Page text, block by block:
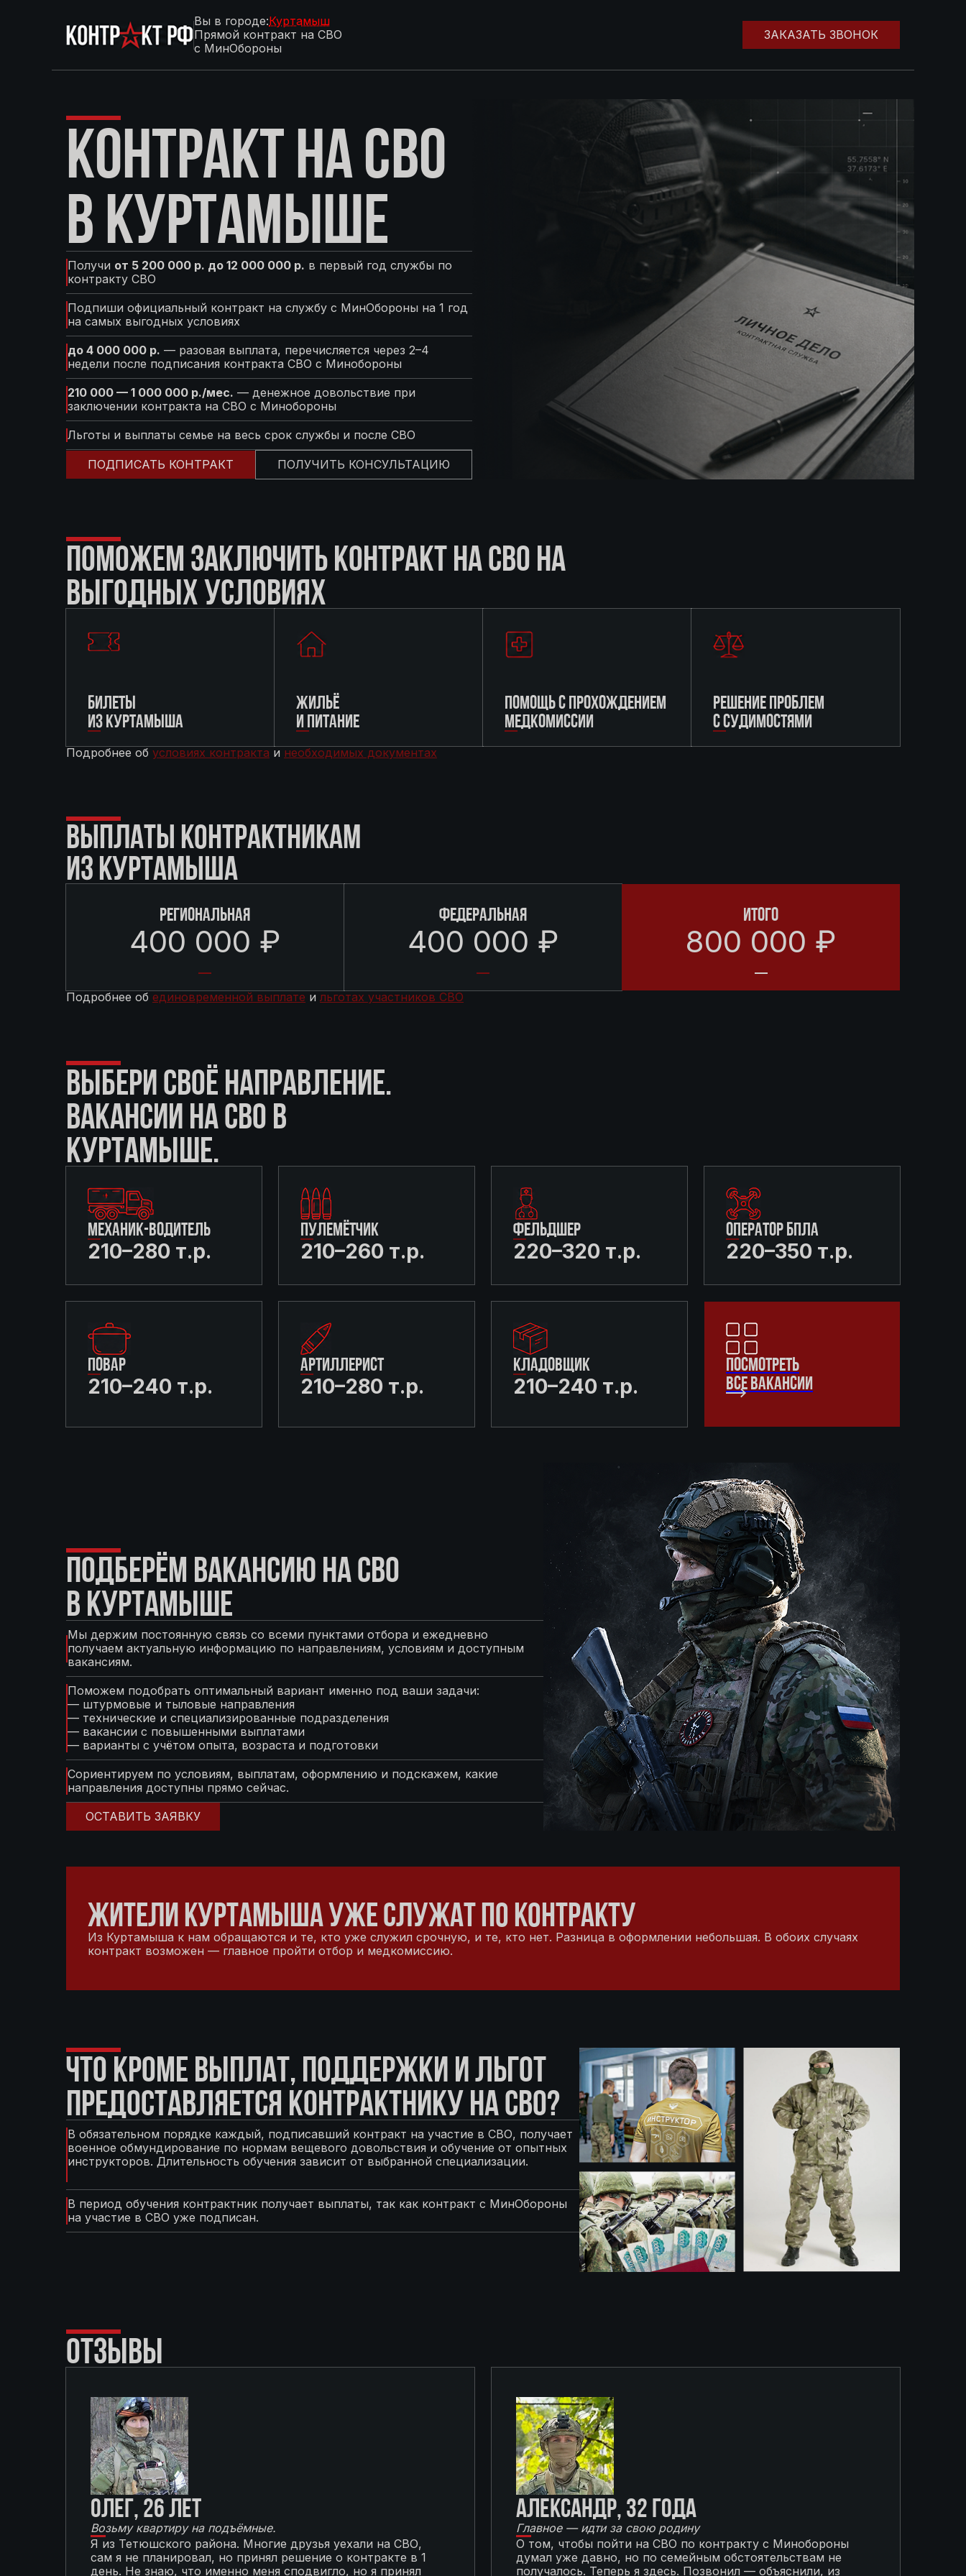
Вы в городе:Куртамыш
Прямой контракт на СВО
с МинОбороны
ЗАКАЗАТЬ ЗВОНОК
КОНТРАКТ НА СВО
В КУРТАМЫШЕ
Получи от 5 200 000 р. до 12 000 000 р. в первый год службы по
контракту СВО
Подпиши официальный контракт на службу с МинОбороны на 1 год
на самых выгодных условиях
до 4 000 000 р. — разовая выплата, перечисляется через 2–4
недели после подписания контракта СВО с Минобороны
210 000 — 1 000 000 р./мес. — денежное довольствие при
заключении контракта на СВО с Минобороны
Льготы и выплаты семье на весь срок службы и после СВО
ПОДПИСАТЬ КОНТРАКТ ПОЛУЧИТЬ КОНСУЛЬТАЦИЮ
ПОМОЖЕМ ЗАКЛЮЧИТЬ КОНТРАКТ НА СВО НА
ВЫГОДНЫХ УСЛОВИЯХ
БИЛЕТЫ
ИЗ КУРТАМЫША
ЖИЛЬЁ
И ПИТАНИЕ
ПОМОЩЬ С ПРОХОЖДЕНИЕМ
МЕДКОМИССИИ
РЕШЕНИЕ ПРОБЛЕМ
С СУДИМОСТЯМИ
Подробнее об условиях контракта и необходимых документах
ВЫПЛАТЫ КОНТРАКТНИКАМ
ИЗ КУРТАМЫША
РЕГИОНАЛЬНАЯ
400 000 ₽
ФЕДЕРАЛЬНАЯ
400 000 ₽
ИТОГО
800 000 ₽
Подробнее об единовременной выплате и льготах участников СВО
ВЫБЕРИ СВОЁ НАПРАВЛЕНИЕ.
ВАКАНСИИ НА СВО В
КУРТАМЫШЕ.
МЕХАНИК-ВОДИТЕЛЬ
210–280 т.р.
ПУЛЕМЁТЧИК
210–260 т.р.
ФЕЛЬДШЕР
220–320 т.р.
ОПЕРАТОР БПЛА
220–350 т.р.
ПОВАР
210–240 т.р.
АРТИЛЛЕРИСТ
210–280 т.р.
КЛАДОВЩИК
210–240 т.р.
ПОСМОТРЕТЬ
ВСЕ ВАКАНСИИ
ПОДБЕРЁМ ВАКАНСИЮ НА СВО
В КУРТАМЫШЕ
Мы держим постоянную связь со всеми пунктами отбора и ежедневно
получаем актуальную информацию по направлениям, условиям и доступным
вакансиям.
Поможем подобрать оптимальный вариант именно под ваши задачи:
— штурмовые и тыловые направления
— технические и специализированные подразделения
— вакансии с повышенными выплатами
— варианты с учётом опыта, возраста и подготовки
Сориентируем по условиям, выплатам, оформлению и подскажем, какие
направления доступны прямо сейчас.
ОСТАВИТЬ ЗАЯВКУ
ЖИТЕЛИ КУРТАМЫША УЖЕ СЛУЖАТ ПО КОНТРАКТУ
Из Куртамыша к нам обращаются и те, кто уже служил срочную, и те, кто нет. Разница в оформлении небольшая. В обоих случаях
контракт возможен — главное пройти отбор и медкомиссию.
ЧТО КРОМЕ ВЫПЛАТ, ПОДДЕРЖКИ И ЛЬГОТ
ПРЕДОСТАВЛЯЕТСЯ КОНТРАКТНИКУ НА СВО?
В обязательном порядке каждый, подписавший контракт на участие в СВО, получает
военное обмундирование по нормам вещевого довольствия и обучение от опытных
инструкторов. Длительность обучения зависит от выбранной специализации.
В период обучения контрактник получает выплаты, так как контракт с МинОбороны
на участие в СВО уже подписан.
ОТЗЫВЫ
Олег, 26 лет
Возьму квартиру на подъёмные.
Я из Тетюшского района. Многие друзья уехали на СВО,
сам я не планировал, но принял решение о контракте в 1
день. Не знаю, что именно меня сподвигло, но я принял
Александр, 32 года
Главное — идти за свою родину
О том, чтобы пойти на СВО по контракту с Минобороны
думал уже давно, но по семейным обстоятельствам не
получалось. Теперь я здесь. Позвонил — объяснили, из